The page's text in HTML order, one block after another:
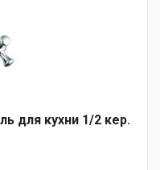
для кухни 1/2 кер.